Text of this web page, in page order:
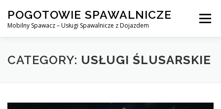
content
POGOTOWIE SPAWALNICZE
Mobilny Spawacz – Usługi Spawalnicze z Dojazdem
Menu
MOBILNY SPAWACZ WARSZAWA SPAWACZ
CATEGORY: USŁUGI ŚLUSARSKIE